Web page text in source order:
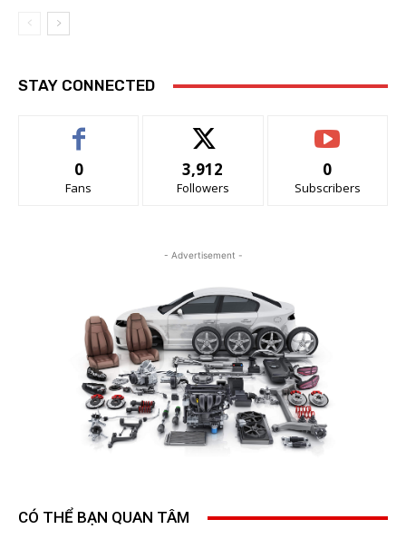
STAY CONNECTED
0
Fans
3,912
Followers
0
Subscribers
- Advertisement -
CÓ THỂ BẠN QUAN TÂM